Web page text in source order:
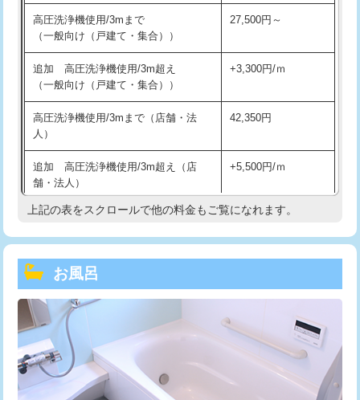
高圧洗浄機使用/3mまで
（一般向け（戸建て・集合））
27,500円～
追加 高圧洗浄機使用/3m超え
（一般向け（戸建て・集合））
+3,300円/ｍ
高圧洗浄機使用/3mまで（店舗・法
人）
42,350円
追加 高圧洗浄機使用/3m超え（店
舗・法人）
+5,500円/ｍ
高度高圧洗浄換 現地調査
トーラー機使用/3mまで
追加トーラー機使用/3m超え
カメラ調査 33,000円
桝清掃 8,800円
上記の表をスクロールで他の料金もご覧になれます。
お風呂